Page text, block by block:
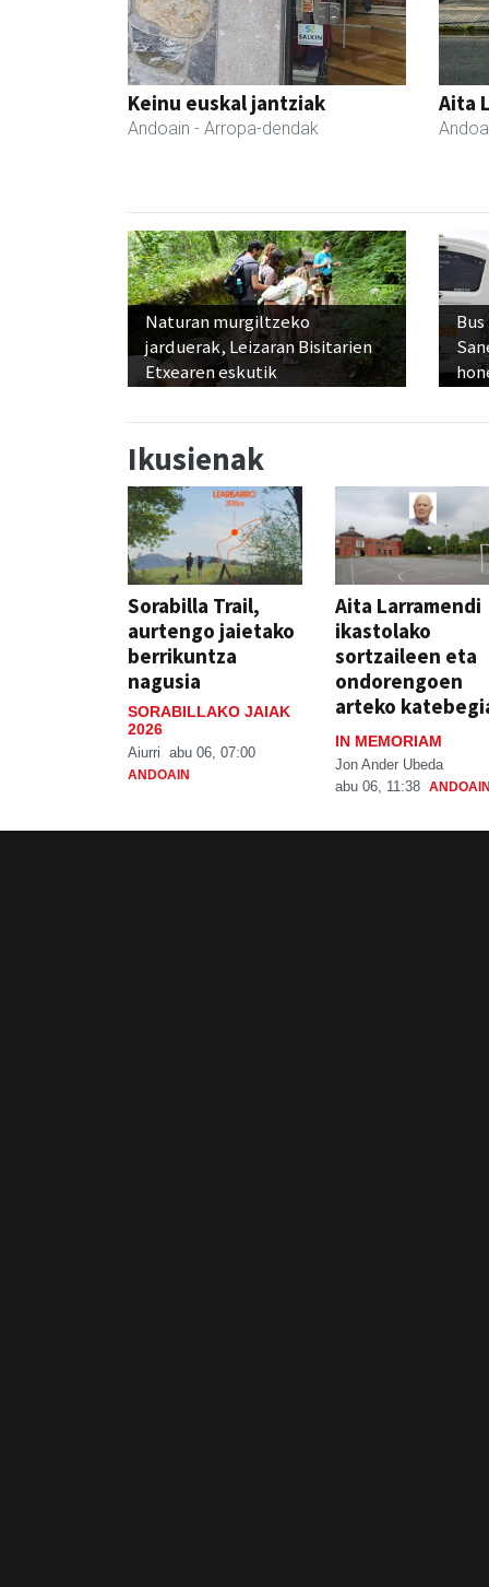
Keinu euskal jantziak
Andoain - Arropa-dendak
Aita
Naturan murgiltzeko
jarduerak, Leizaran Bisitarien
Etxearen eskutik
Ikusienak
Sorabilla Trail,
aurtengo jaietako
berrikuntza
nagusia
SORABILLAKO JAIAK
2026
Aiurri abu 06, 07:00
ANDOAIN
Aita Larramendi
ikastolako
sortzaileen eta
ondorengoen
arteko
IN MEMORIAM
Jon Ander Ubeda
abu 06, 11:38